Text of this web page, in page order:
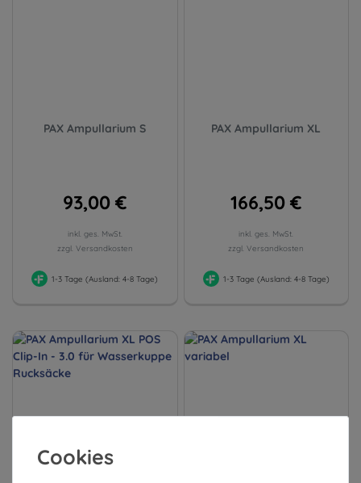
PAX Ampullarium S
93,00 €
inkl. ges. MwSt.
zzgl. Versandkosten
1-3 Tage (Ausland: 4-8 Tage)
PAX Ampullarium XL
166,50 €
inkl. ges. MwSt.
zzgl. Versandkosten
1-3 Tage (Ausland: 4-8 Tage)
Cookies